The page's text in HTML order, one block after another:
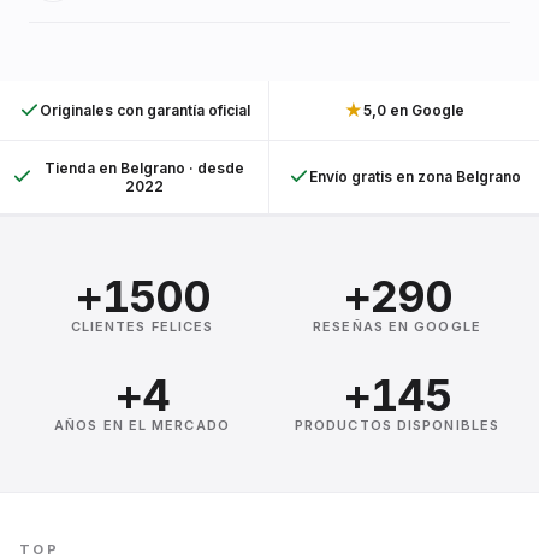
Originales con garantía oficial ★5,0 en Google
Tienda en Belgrano · desde
2022
Envío gratis en zona Belgrano
+1500
CLIENTES FELICES
+290
RESEÑAS EN GOOGLE
+4
AÑOS EN EL MERCADO
+145
PRODUCTOS DISPONIBLES
TOP